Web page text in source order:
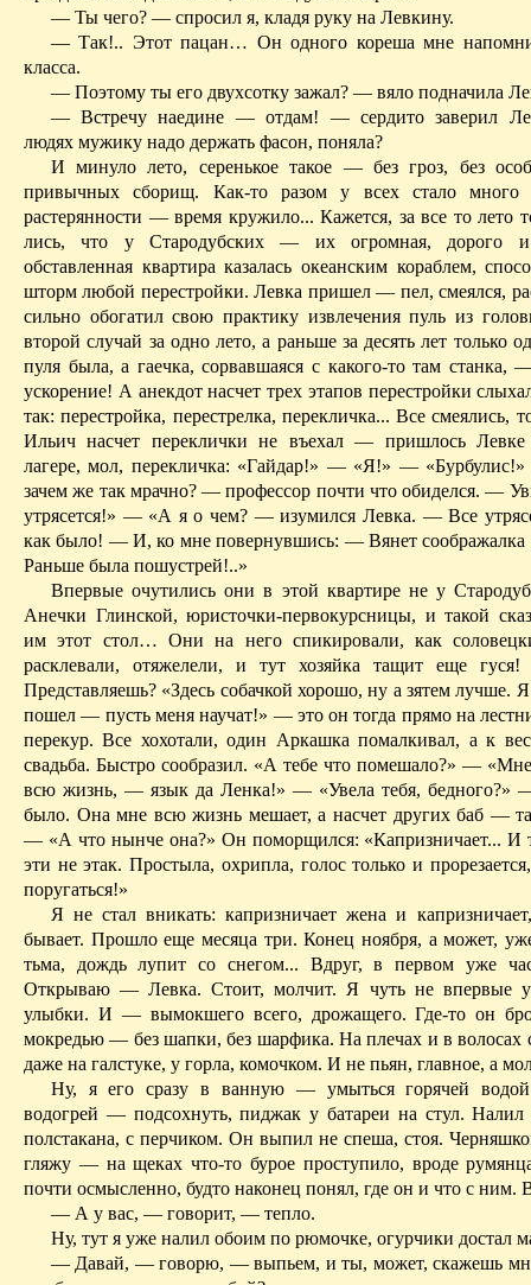
— Ты чего? — спросил я, кладя руку на Левкину.
— Так!.. Этот пацан… Он одного кореша мне
класса.
— Поэтому ты его двухсотку зажал? — вяло подначила
— Встречу наедине — отдам! — сердито заверил
людях мужику надо держать фасон, поняла?
И минуло лето, серенькое такое — без гроз, без
привычных сборищ. Как-то разом у всех стало много
растерянности — время кружило... Кажется, за все то лето
лись, что у Стародуб­ских — их огромная, дорого и
обставленная квартира казалась океанским кораблем,
шторм любой пе­рестройки. Левка пришел — пел, смеялся,
сильно обогатил свою практику извлечения пуль из
второй случай за одно лето, а раньше за десять лет толь­ко
пуля была, а гаечка, сорвавшаяся с какого-то там станка,
ускорение! А анекдот насчет трех этапов перестройки
так: перестройка, перестрелка, перекличка... Все смеялись,
Ильич насчет переклички не въехал — пришлось Левке
лагере, мол, перекличка: «Гайдар!» — «Я!» —
зачем же так мрач­но? — профессор почти что обиделся. —
утрясется!» — «А я о чем? — изумился Левка. — Все
как было! — И, ко мне повернув­шись: — Вянет соображалка
Раньше была пошустрей!..»
Впервые очутились они в этой квартире не у
Анечки Глинской, юристочки-первокурсницы, и такой
им этот стол… Они на него спикировали, как
расклевали, отяжелели, и тут хозяйка тащит еще
Представляешь? «Здесь собач­кой хорошо, ну а зятем лучше.
пошел — пусть меня научат!» — это он тогда прямо на
перекур. Все хохотали, один Ар­каш­ка помалкивал, а к
свадьба. Быстро сооб­разил. «А тебе что поме­шало?» —
всю жизнь, — язык да Ленка!» — «Увела тебя, бедного?»
было. Она мне всю жизнь ме­шает, а насчет других баб —
— «А что нынче она?» Он поморщил­ся: «Ка­призничает... И
эти не этак. Простыла, охрипла, голос только и
поругаться!»
Я не стал вникать: капризничает жена и
бывает. Прошло еще месяца три. Конец ноября, а может,
тьма, дождь лупит со снегом... Вдруг, в первом уже
Открываю — Левка. Стоит, молчит. Я чуть не впервые
улыбки. И — вы­мок­шего всего, дрожащего. Где-то он
мокредью — без шапки, без шар­фи­ка. На плечах и в волосах
даже на галстуке, у горла, комочком. И не пьян, главное, а
Ну, я его сразу в ванную — умыться горячей
водогрей — подсохнуть, пиджак у батареи на стул.
полстакана, с перчи­ком. Он выпил не спеша, стоя.
гляжу — на щеках что-то бурое про­сту­пило, вроде
почти осмысленно,­ будто наконец понял, где он и что с ним.
— А у вас, — говорит, — тепло.
Ну, тут я уже налил обоим по рюмочке, огурчики достал
— Давай, — говорю, — выпьем, и ты, может, скажешь